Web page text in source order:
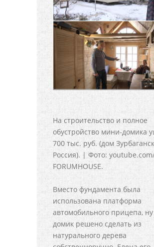
На строительство и полное
обустройство мини-домика
700 тыс. руб. (дом
Россия). | Фото:
FORUMHOUSE.
Вместо фундамента была
использована платформа
автомобильного прицепа, ну
домик решено сделать из
натурального дерева